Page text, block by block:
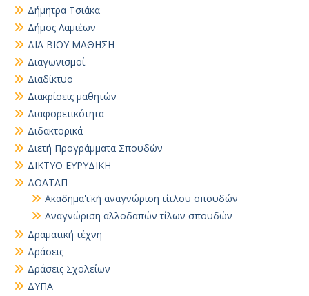
Δήμητρα Τσιάκα
Δήμος Λαμιέων
ΔΙΑ ΒΙΟΥ ΜΑΘΗΣΗ
Διαγωνισμοί
Διαδίκτυο
Διακρίσεις μαθητών
Διαφορετικότητα
Διδακτορικά
Διετή Προγράμματα Σπουδών
ΔΙΚΤΥΟ ΕΥΡΥΔΙΚΗ
ΔΟΑΤΑΠ
Ακαδημα'ι'κή αναγνώριση τίτλου σπουδών
Αναγνώριση αλλοδαπών τίλων σπουδών
Δραματική τέχνη
Δράσεις
Δράσεις Σχολείων
ΔΥΠΑ